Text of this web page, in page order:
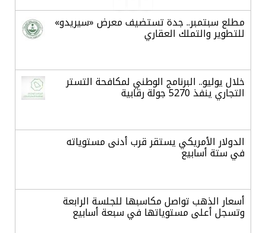
مطلع سبتمبر.. جدة تستضيف معرض «سيريدو»
للتطوير والتملك العقاري
خلال يوليو.. البرنامج الوطني لمكافحة التستر
التجاري ينفذ 5270 جولة رقابية
الدولار الأمريكي يستقر قرب أدنى مستوياته
في ستة أسابيع
أسعار الذهب تواصل مكاسبها للجلسة الرابعة
وتسجل أعلى مستوياتها في سبعة أسابيع